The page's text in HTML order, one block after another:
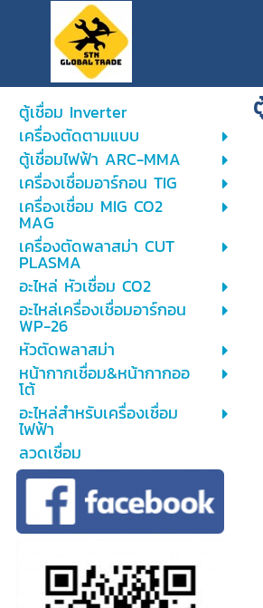
ตู้เชื่อม Inverter
เครื่องตัดตามแบบ
ตู้เชื่อมไฟฟ้า ARC-MMA
เครื่องเชื่อมอาร์กอน TIG
เครื่องเชื่อม MIG CO2
MAG
เครื่องตัดพลาสม่า CUT
PLASMA
อะไหล่ หัวเชื่อม CO2
อะไหล่เครื่องเชื่อมอาร์กอน
WP-26
หัวตัดพลาสม่า
หน้ากากเชื่อม&หน้ากากออ
โต้
อะไหล่สำหรับเครื่องเชื่อม
ไฟฟ้า
ลวดเชื่อม